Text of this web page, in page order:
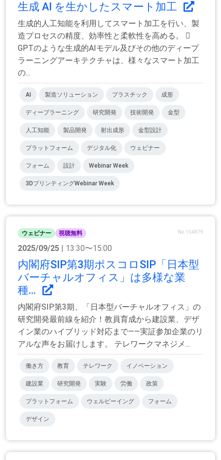
生成 AI を生かしたスマート加工
生成的人工知能を利用してスマート加工を行い、製
造プロセスの精度、効率性と柔軟性を高める。 
GPTのような生成的AIモデル及びその他のディープ
ラーニングアーキテクチャは、様々なスマート加工
の...
AI 製造ソリューション プラスチック 成形
ディープラーニング 研究開発 技術開発 金型
人工知能 製品開発 射出成形 金型設計
プラットフォーム デジタル化 ウェビナー
フォーム 設計 Webinar Week
3DプリンティングWebinar Week
ウェビナー 視聴無料 No.154879
2025/09/25 | 13:30〜15:00
内閣府SIP第3期ポスコロSIP「日本型
バーチャルオフィス」は多様な業
種...
内閣府SIP第3期、「日本型バーチャルオフィス」の
研究開発最前線を紹介！教員育成から建設業、デザ
イン業のハイブリッド対応まで――実証参加企業のリ
アルな声をお届けします。 テレワークマネジメ...
働き方 教育 テレワーク イノベーション
建設業 研究開発 実験 労働 政策
プラットフォーム ウェルビーイング フォーム
デザイン